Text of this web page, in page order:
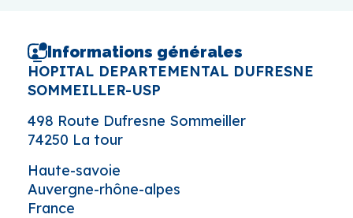
Informations générales
HOPITAL DEPARTEMENTAL DUFRESNE
SOMMEILLER-USP
498 Route Dufresne Sommeiller
74250 La tour
Haute-savoie
Auvergne-rhône-alpes
France